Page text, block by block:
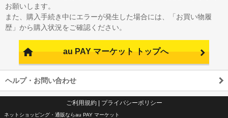
お願いします。
また、購入手続き中にエラーが発生した場合には、「お買い物履
歴」から購入状況をご確認ください。
au PAY マーケット トップへ
ヘルプ・お問い合わせ
ご利用規約| プライバシーポリシー
ネットショッピング・通販ならau PAY マーケット